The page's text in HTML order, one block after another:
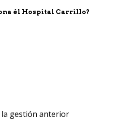
él Hospital Carrillo?
la gestión anterior